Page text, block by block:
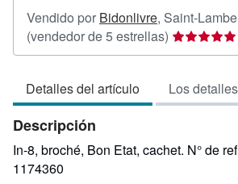
Vendido por Bidonlivre, Saint-
(vendedor de 5 estrellas) Calificación
del
5
de
estrellas
Detalles del artículo Los
Descripción
In-8, broché, Bon Etat, cachet. N° de
1174360